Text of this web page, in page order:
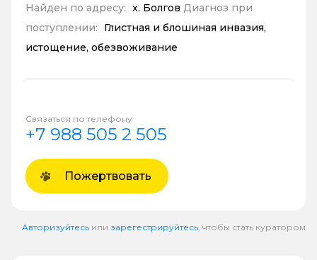
Найден по адресу: х. Болгов Диагноз при
поступлении:
Глистная и блошиная инвазия,
истощение, обезвоживание
Связаться по телефону
+7 988 505 2 505
Пожертвовать
Авторизуйтесь или зарегестрируйтесь , чтобы стать куратором